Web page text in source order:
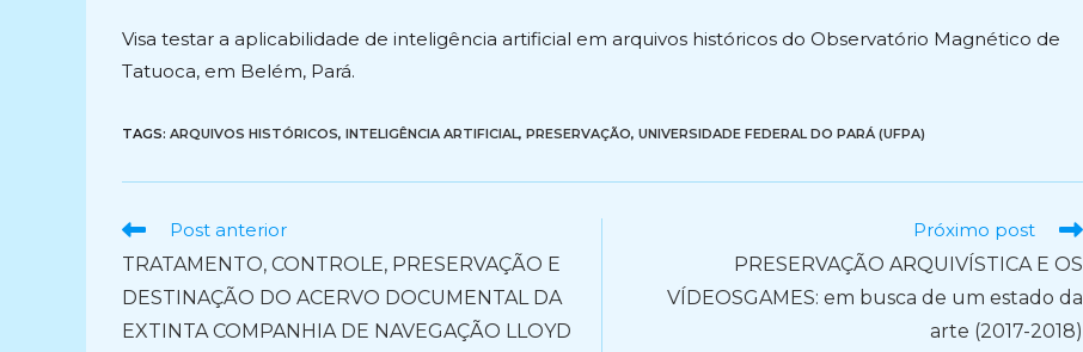
Visa testar a aplicabilidade de inteligência artificial em arquivos históricos do Observatório Magnético de
Tatuoca, em Belém, Pará.
TAGS: ARQUIVOS HISTÓRICOS, INTELIGÊNCIA ARTIFICIAL, PRESERVAÇÃO, UNIVERSIDADE FEDERAL DO PARÁ (UFPA)
Ler
artigos
Post anterior
TRATAMENTO, CONTROLE, PRESERVAÇÃO E
DESTINAÇÃO DO ACERVO DOCUMENTAL DA
EXTINTA COMPANHIA DE NAVEGAÇÃO LLOYD
Próximo post
PRESERVAÇÃO ARQUIVÍSTICA E OS
VÍDEOSGAMES: em busca de um estado da
arte (2017-2018)